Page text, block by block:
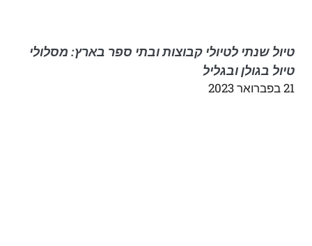
טיול שנתי לטיולי קבוצות ובתי ספר בארץ: מסלולי
טיול בגולן ובגליל
21 בפברואר 2023